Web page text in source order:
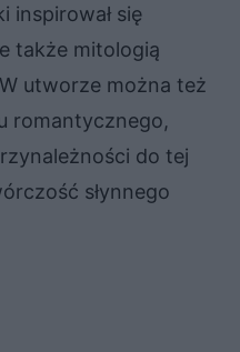
inspirował się
także mitologią
utworze można też
romantycznego,
do tej
słynnego